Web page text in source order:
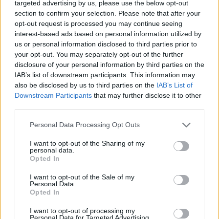
targeted advertising by us, please use the below opt-out
section to confirm your selection. Please note that after your
opt-out request is processed you may continue seeing
interest-based ads based on personal information utilized by
us or personal information disclosed to third parties prior to
your opt-out. You may separately opt-out of the further
disclosure of your personal information by third parties on the
IAB’s list of downstream participants. This information may
also be disclosed by us to third parties on the IAB’s List of
Downstream Participants that may further disclose it to other
Please note that this website/app uses one or more Google
not limited to your visit or usage behaviour. You may click to
grant or deny consent to Google and its third-party tags to
use your data for below specified purposes in below Google
consent section.
Personal Data Processing Opt Outs
I want to opt-out of the Sharing of my
personal data.
Opted In
I want to opt-out of the Sale of my
Personal Data.
Opted In
I want to opt-out of processing my
Personal Data for Targeted Advertising.
A tenger mélyéről összegyűjtött iszap képes a meleg,
valamint a víz megtartására, így kiválóan
alkalmazható a test- és arckezeléseknél. A korábbi,
pusztán tengervízkezelés az utóbbi években egy
tenger körüli gyógykezeléssé nőtte ki magát, ugyanis
a tengervíz gyógyító hatása mellett pakolásokat
vagy iszap- és algafürdőket, illetve egészséges